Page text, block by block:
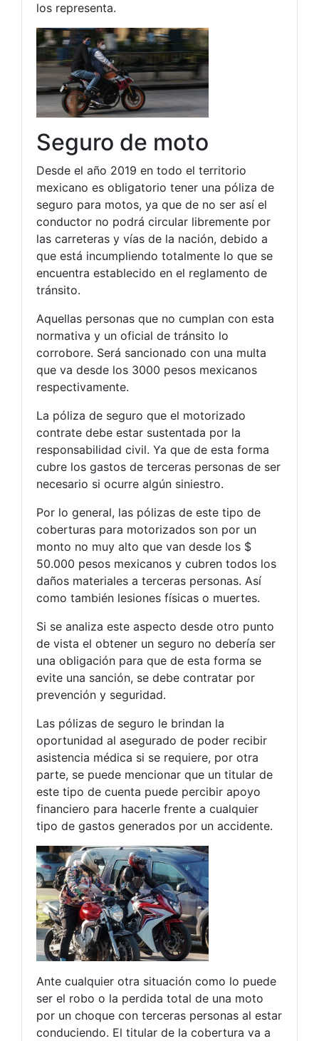
los representa.
Seguro de moto
Desde el año 2019 en todo el territorio
mexicano es obligatorio tener una póliza de
seguro para motos, ya que de no ser así el
conductor no podrá circular libremente por
las carreteras y vías de la nación, debido a
que está incumpliendo totalmente lo que se
encuentra establecido en el reglamento de
tránsito.
Aquellas personas que no cumplan con esta
normativa y un oficial de tránsito lo
corrobore. Será sancionado con una multa
que va desde los 3000 pesos mexicanos
respectivamente.
La póliza de seguro que el motorizado
contrate debe estar sustentada por la
responsabilidad civil. Ya que de esta forma
cubre los gastos de terceras personas de ser
necesario si ocurre algún siniestro.
Por lo general, las pólizas de este tipo de
coberturas para motorizados son por un
monto no muy alto que van desde los $
50.000 pesos mexicanos y cubren todos los
daños materiales a terceras personas. Así
como también lesiones físicas o muertes.
Si se analiza este aspecto desde otro punto
de vista el obtener un seguro no debería ser
una obligación para que de esta forma se
evite una sanción, se debe contratar por
prevención y seguridad.
Las pólizas de seguro le brindan la
oportunidad al asegurado de poder recibir
asistencia médica si se requiere, por otra
parte, se puede mencionar que un titular de
este tipo de cuenta puede percibir apoyo
financiero para hacerle frente a cualquier
tipo de gastos generados por un accidente.
Ante cualquier otra situación como lo puede
ser el robo o la perdida total de una moto
por un choque con terceras personas al estar
conduciendo. El titular de la cobertura va a